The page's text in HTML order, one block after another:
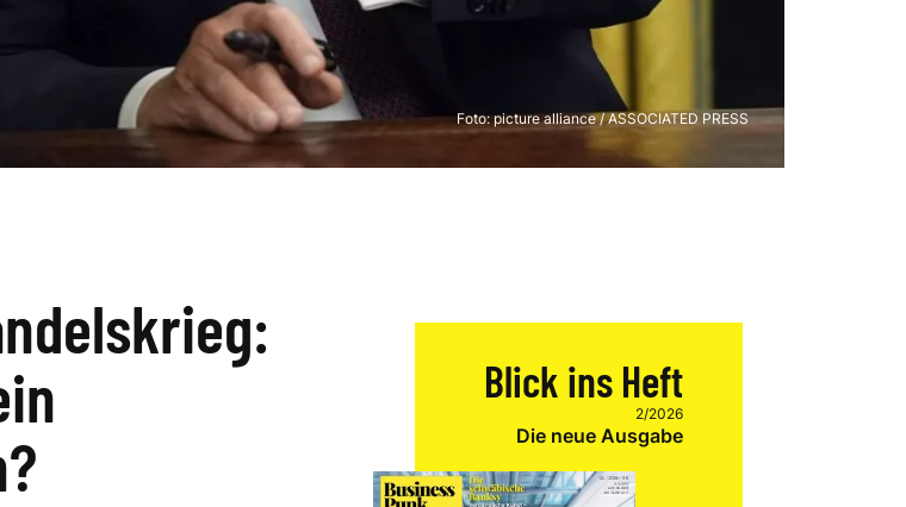
Foto: picture alliance / ASSOCIATED PRESS
Blick ins Heft
2/2026
Die neue Ausgabe